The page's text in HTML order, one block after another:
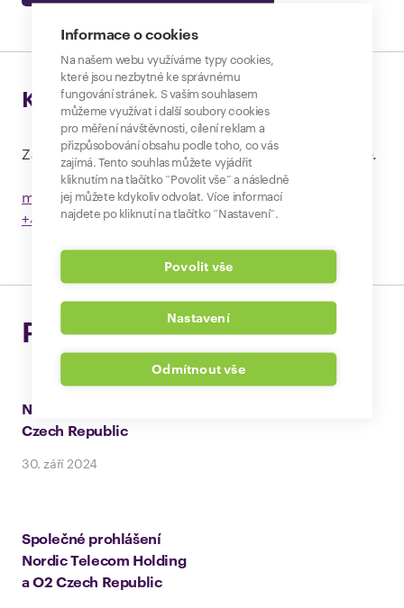
Kontakt pro média
Zajímají vás podrobnosti? Napište nám nebo zavolejte.
media@nordictelecom.cz
+420 790 220 220
Poslední novinky
Nordic Telecom se stává součástí O2
Czech Republic
30. září 2024
Společné prohlášení
Nordic Telecom Holding
a O2 Czech Republic
Informace o cookies
Na našem webu využíváme typy cookies,
které jsou nezbytné ke správnému
fungování stránek. S vaším souhlasem
můžeme využívat i další soubory cookies
pro měření návštěvnosti, cílení reklam a
přizpůsobování obsahu podle toho, co vás
zajímá. Tento souhlas můžete vyjádřit
kliknutím na tlačítko “Povolit vše” a následně
jej můžete kdykoliv odvolat. Více informací
najdete po kliknutí na tlačítko “Nastavení”.
Povolit vše
Nastavení
Odmítnout vše